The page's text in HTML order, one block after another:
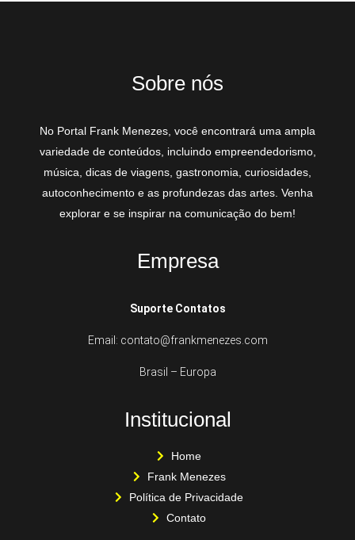
Sobre nós
No Portal Frank Menezes, você encontrará uma ampla
variedade de conteúdos, incluindo empreendedorismo,
música, dicas de viagens, gastronomia, curiosidades,
autoconhecimento e as profundezas das artes. Venha
explorar e se inspirar na comunicação do bem!
Empresa
Suporte Contatos
Email: contato@frankmenezes.com
Brasil – Europa
Institucional
Home
Frank Menezes
Política de Privacidade
Contato